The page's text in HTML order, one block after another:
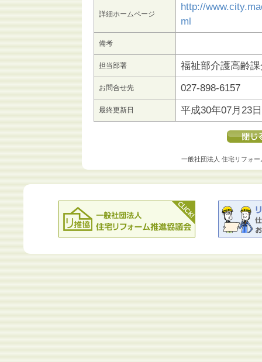
詳細ホームページ
http://
ml
備考
担当部署 福祉部介護高齢
お問合せ先 027-898-6157
最終更新日 平成30年07月23日
一般社団法人 住宅リフォー